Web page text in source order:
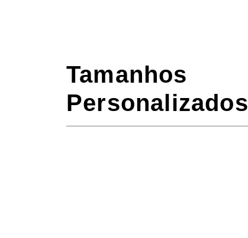
Tamanhos
Personalizados